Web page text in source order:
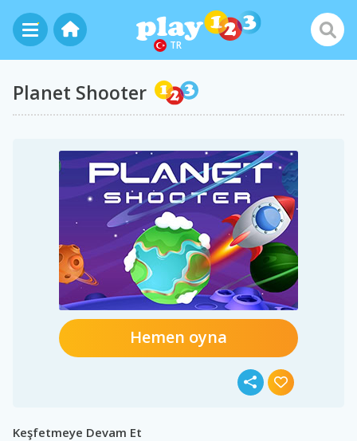
TR
Planet Shooter
Hemen oyna
Keşfetmeye Devam Et